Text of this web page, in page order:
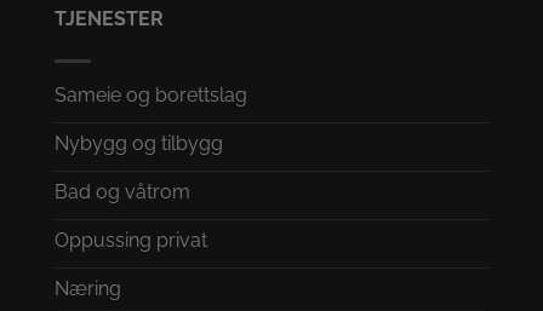
TJENESTER
Sameie og borettslag
Nybygg og tilbygg
Bad og våtrom
Oppussing privat
Næring